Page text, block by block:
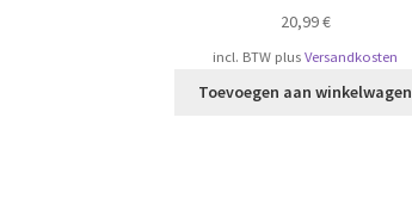
20,99€
incl. BTW plusVersandkosten
Toevoegen aan winkelwagen